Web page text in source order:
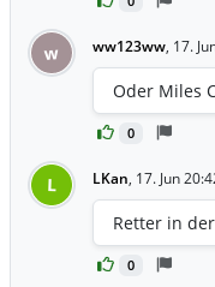
w ww123ww, 17.
0
Oder Miles
L LKan, 17. Jun
0
Retter in